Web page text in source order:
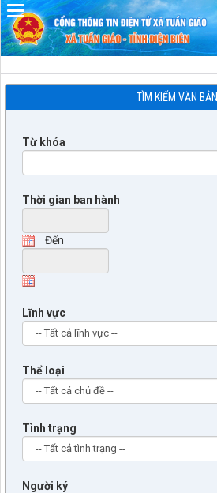
TÌM KIẾM VĂN BẢN
Từ khóa
Thời gian ban hành
Đến
Lĩnh vực
Thể loại
Tình trạng
Người ký
Đã kết nối EMC